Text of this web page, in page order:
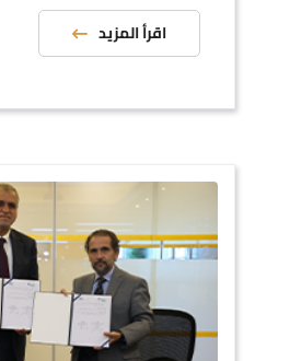
اقرأ المزيد